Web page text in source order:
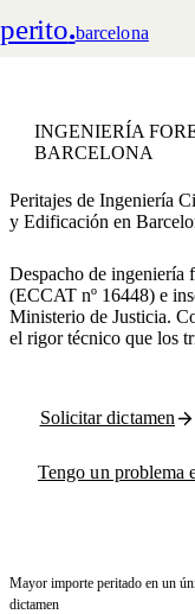
perito.barcelona
INGENIERÍA
BARCELONA
Peritajes de Ingeniería
y Edificación en
Despacho de ingeniería
(ECCAT nº 16448) e
Ministerio de Justicia.
el rigor técnico que los
Solicitar dictamen
Tengo un problema
Mayor importe peritado en un
dictamen